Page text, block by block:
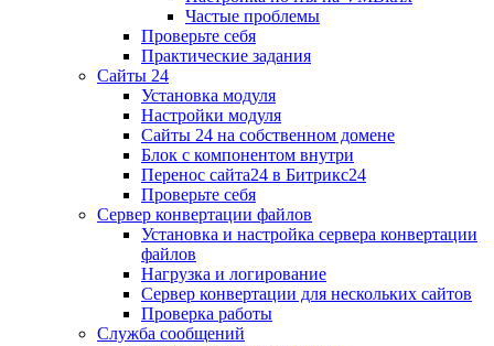
Частые проблемы
Проверьте себя
Практические задания
Сайты 24
Установка модуля
Настройки модуля
Сайты 24 на собственном домене
Блок с компонентом внутри
Перенос сайта24 в Битрикс24
Проверьте себя
Сервер конвертации файлов
Установка и настройка сервера конвертации
файлов
Нагрузка и логирование
Сервер конвертации для нескольких сайтов
Проверка работы
Служба сообщений